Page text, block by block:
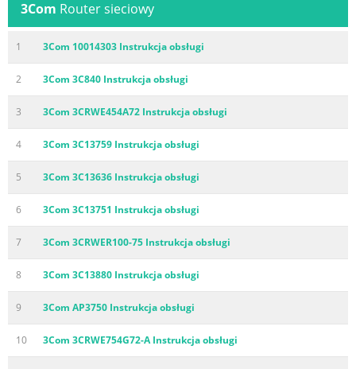
3Com Router sieciowy
1 3Com 10014303 Instrukcja obsługi
2 3Com 3C840 Instrukcja obsługi
3 3Com 3CRWE454A72 Instrukcja obsługi
4 3Com 3C13759 Instrukcja obsługi
5 3Com 3C13636 Instrukcja obsługi
6 3Com 3C13751 Instrukcja obsługi
7 3Com 3CRWER100-75 Instrukcja obsługi
8 3Com 3C13880 Instrukcja obsługi
9 3Com AP3750 Instrukcja obsługi
10 3Com 3CRWE754G72-A Instrukcja obsługi